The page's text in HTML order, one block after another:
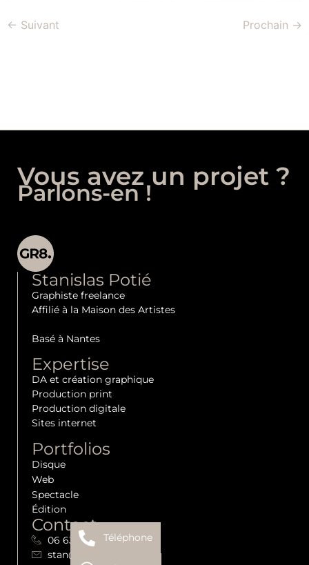
← Suivant Prochain →
Vous avez un projet ?
Parlons-en !
Stanislas Potié
Graphiste freelance
Affilié à la Maison des Artistes
Basé à Nantes
Expertise
DA et création graphique
Production print
Production digitale
Sites internet
Portfolios
Disque
Web
Spectacle
Édition
Contact
06 63 61 03 18
stan@gr8.fr
Téléphone